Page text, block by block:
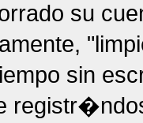
su
sin